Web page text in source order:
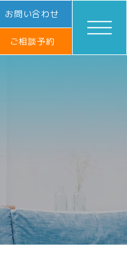
お問い合わせ
ご相談予約